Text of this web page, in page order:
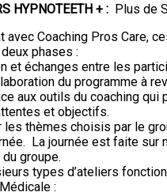
HYPNOTEETH + : Plus de
avec Coaching Pros Care,
phases :
et échanges entre les
du programme à
aux outils du coaching qui
et objectifs.
les thèmes choisis par le
La journée est faite sur
groupe.
types d’ateliers
: